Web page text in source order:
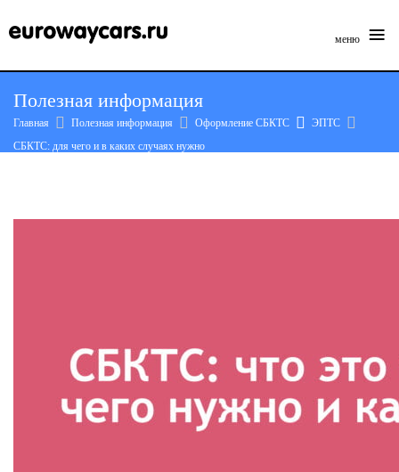
меню ≡
content
Полезная информация
Главная Полезная информация Оформление СБКТС
ЭПТС
СБКТС: для чего и в каких случаях нужно